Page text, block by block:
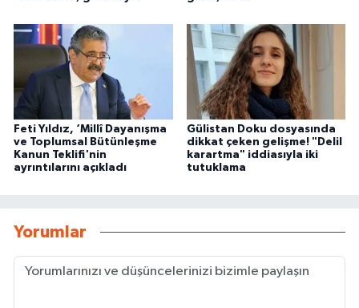
Feti Yıldız, ‘Millî Dayanışma
ve Toplumsal Bütünleşme
Kanun Teklifi'nin
ayrıntılarını açıkladı
Gülistan Doku dosyasında
dikkat çeken gelişme! "Delil
karartma" iddiasıyla iki
tutuklama
Yorumlar